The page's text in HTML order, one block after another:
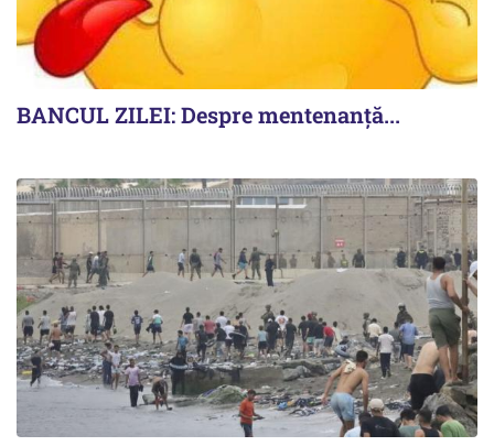
BANCUL ZILEI: Despre mentenanță...